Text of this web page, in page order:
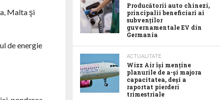
Malta şi
de energie
Producătorii auto chinezi,
principalii beneficiari ai
subvenților
guvernamentale EV din
Germania
ACTUALITATE
Wizz Air își menține
planurile de a-și majora
capacitatea, deși a
raportat pierderi
trimestriale